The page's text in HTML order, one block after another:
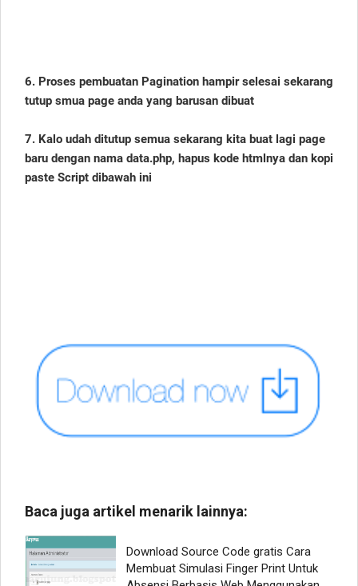
6. Proses pembuatan Pagination hampir selesai sekarang
tutup smua page anda yang barusan dibuat
7. Kalo udah ditutup semua sekarang kita buat lagi page
baru dengan nama data.php, hapus kode htmlnya dan kopi
paste Script dibawah ini